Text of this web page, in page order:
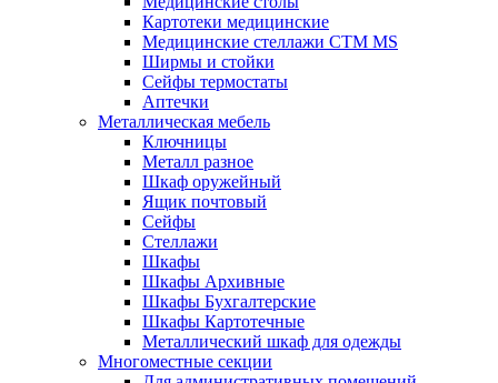
Картотеки медицинские
Медицинские стеллажи CTM MS
Ширмы и стойки
Сейфы термостаты
Аптечки
Металлическая мебель
Ключницы
Металл разное
Шкаф оружейный
Ящик почтовый
Сейфы
Стеллажи
Шкафы
Шкафы Архивные
Шкафы Бухгалтерские
Шкафы Картотечные
Металлический шкаф для одежды
Многоместные секции